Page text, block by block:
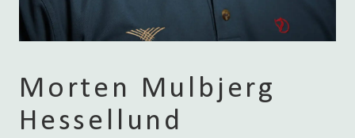
Morten Mulbjerg
Hessellund